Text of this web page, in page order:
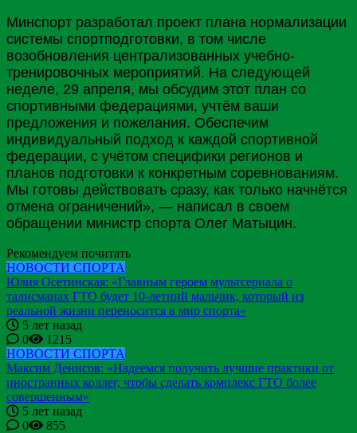
Минспорт разработал проект плана нормализации
системы спортподготовки, в том числе
возобновления централизованных учебно-
тренировочных мероприятий. На следующей
неделе, 29 апреля, мы обсудим этот план со
спортивными федерациями, учтём ваши
предложения и пожелания. Обеспечим
индивидуальный подход к каждой спортивной
федерации, с учётом специфики регионов и
планов подготовки к конкретным соревнованиям.
Мы готовы действовать сразу, как только начнётся
отмена ограничений», — написал в своем
обращении министр спорта Олег Матыцин.
Рекомендуем почитать
НОВОСТИ СПОРТА
Юлия Осетинская: «Главным героем мультсериала о
талисманах ГТО будет 10-летний мальчик, который из
реальной жизни переносится в мир спорта»
5 лет назад
0
1215
НОВОСТИ СПОРТА
Максим Денисов: «Надеемся получить лучшие практики от
иностранных коллег, чтобы сделать комплекс ГТО более
совершенным»
5 лет назад
0
855